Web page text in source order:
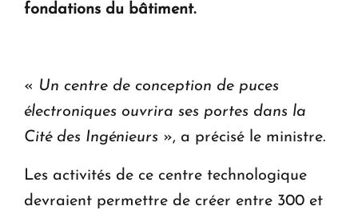
fondations du bâtiment.
« Un centre de conception de puces
électroniques ouvrira ses portes dans la
Cité des Ingénieurs », a précisé le ministre.
Les activités de ce centre technologique
devraient permettre de créer entre 300 et